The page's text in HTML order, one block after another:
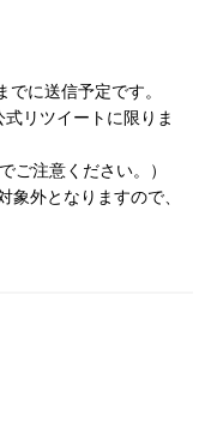
に送信予定です。
式リツイートに限りま
ご注意ください。）
外となりますので、